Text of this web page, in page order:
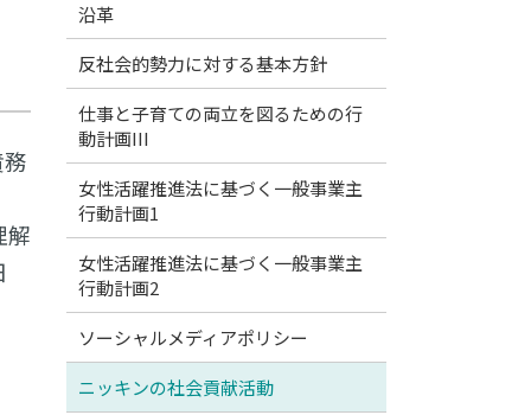
解
沿革
反社会的勢力に対する基本方針
仕事と子育ての両立を図るための行
動計画III
女性活躍推進法に基づく一般事業主
行動計画1
女性活躍推進法に基づく一般事業主
行動計画2
ソーシャルメディアポリシー
ニッキンの社会貢献活動